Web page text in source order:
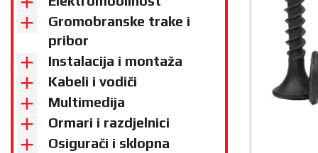
Gromobranske trake i
pribor
Instalacija i montaža
Kabeli i vodiči
Multimedija
Ormari i razdjelnici
Osigurači i sklopna